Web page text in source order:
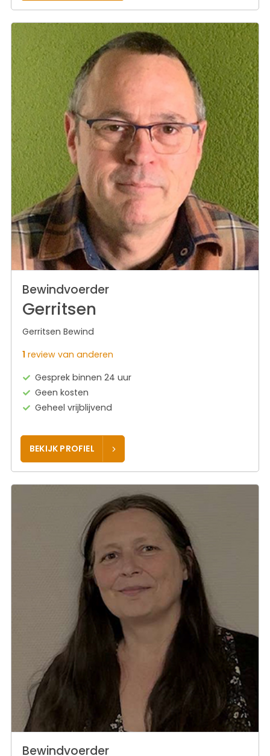
Bewindvoerder
Gerritsen
Gerritsen Bewind
1 review van anderen
Gesprek binnen 24 uur
Geen kosten
Geheel vrijblijvend
BEKIJK PROFIEL
Bewindvoerder